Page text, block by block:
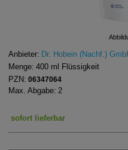
Anbieter: Dr. Hobein (Nachf.)
Menge: 400 ml
Flüssigkeit
PZN: 06347064
Max. Abgabe: 2
sofort lieferbar